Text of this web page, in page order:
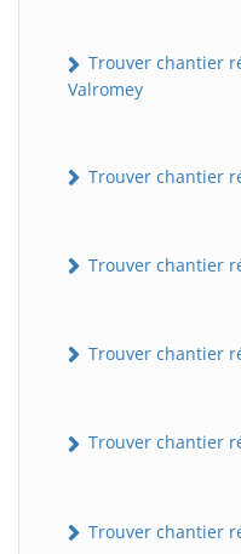
Trouver chantier
Valromey
Trouver chantier
Trouver chantier
Trouver chantier
Trouver chantier
Trouver chantier